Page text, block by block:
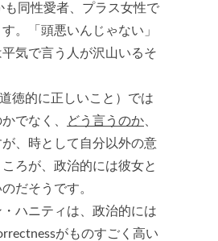
同性愛者、プラス女性で
。「頭悪いんじゃない」
気で言う人が沢山いるそ
徳的に正しいこと）では
でなく、
どう言うのか
、時として自分以外の意
ろが、政治的には彼女と
だそうです。
ハニティは、政治的には
がものすごく高い